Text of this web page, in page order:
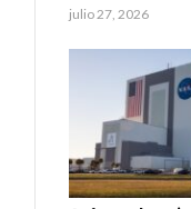
julio 27, 2026